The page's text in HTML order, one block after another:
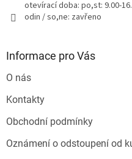
otevírací doba: po,st: 9.00-
odin / so,ne: zavřeno
Informace pro Vás
O nás
Kontakty
Obchodní podmínky
Oznámení o odstoupení od